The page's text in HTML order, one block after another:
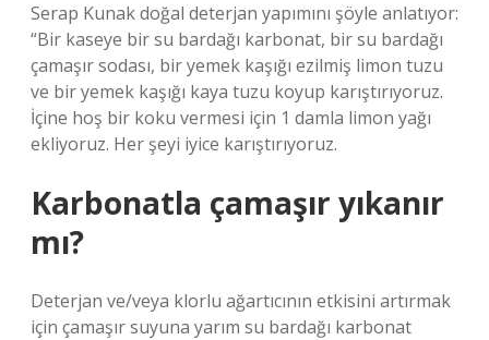
Serap Kunak doğal deterjan yapımını şöyle anlatıyor:
“Bir kaseye bir su bardağı karbonat, bir su bardağı
çamaşır sodası, bir yemek kaşığı ezilmiş limon tuzu
ve bir yemek kaşığı kaya tuzu koyup karıştırıyoruz.
İçine hoş bir koku vermesi için 1 damla limon yağı
ekliyoruz. Her şeyi iyice karıştırıyoruz.
Karbonatla çamaşır yıkanır
mı?
Deterjan ve/veya klorlu ağartıcının etkisini artırmak
için çamaşır suyuna yarım su bardağı karbonat